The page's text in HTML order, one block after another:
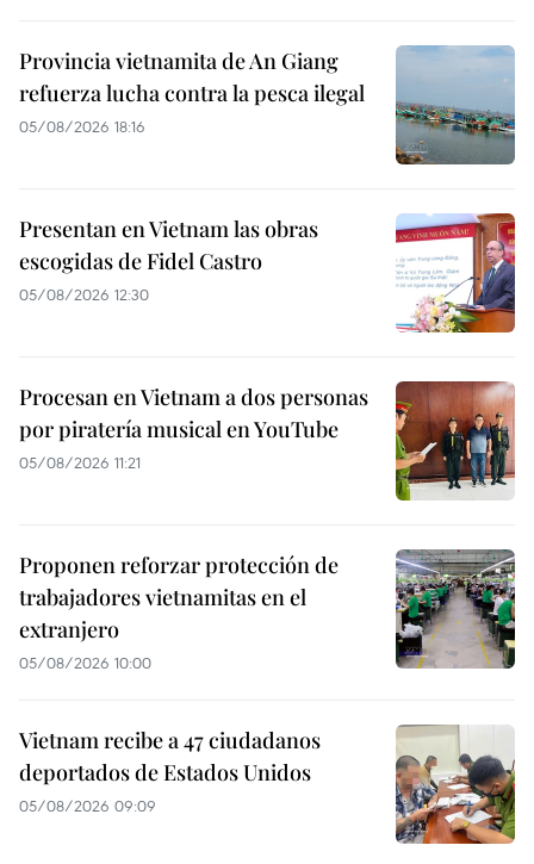
Provincia vietnamita de An Giang
refuerza lucha contra la pesca ilegal
05/08/2026 18:16
Presentan en Vietnam las obras
escogidas de Fidel Castro
05/08/2026 12:30
Procesan en Vietnam a dos personas
por piratería musical en YouTube
05/08/2026 11:21
Proponen reforzar protección de
trabajadores vietnamitas en el
extranjero
05/08/2026 10:00
Vietnam recibe a 47 ciudadanos
deportados de Estados Unidos
05/08/2026 09:09